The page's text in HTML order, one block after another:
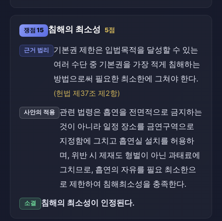
쟁점 15 침해의 최소성 5점
근거 법리
기본권 제한은 입법목적을 달성할 수 있는
여러 수단 중 기본권을 가장 적게 침해하는
방법으로써 필요한 최소한에 그쳐야 한다.
(헌법 제37조 제2항)
사안의 적용
관련 법령은 흡연을 전면적으로 금지하는
것이 아니라 일정 장소를 금연구역으로
지정함에 그치고 흡연실 설치를 허용하
며, 위반 시 제재도 형벌이 아닌 과태료에
그치므로, 흡연의 자유를 필요 최소한으
로 제한하여 침해최소성을 충족한다.
소결 침해의 최소성이 인정된다.